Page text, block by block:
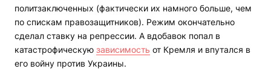
политзаключенных (фактически их намного больше, чем
по спискам правозащитников). Режим окончательно
сделал ставку на репрессии. А вдобавок попал в
катастрофическую зависимость от Кремля и впутался в
его войну против Украины.